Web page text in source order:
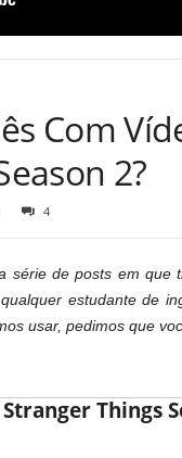
Com
2?
4
série de posts em
estudante de
usar, pedimos que
Things